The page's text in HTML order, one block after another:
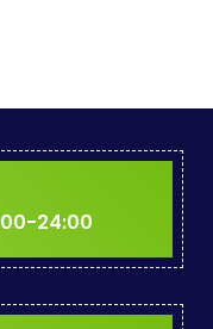
24:00